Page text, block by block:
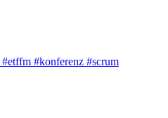
#etffm #konferenz #scrum